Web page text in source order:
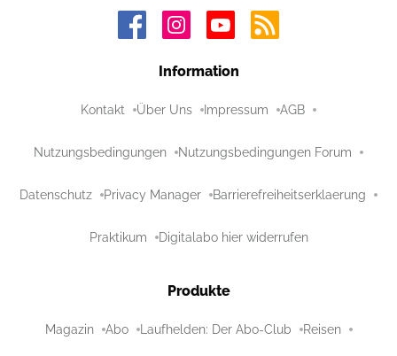
Information
Kontakt Über Uns Impressum AGB
Nutzungsbedingungen Nutzungsbedingungen Forum
Datenschutz Privacy Manager Barrierefreiheitserklaerung
Praktikum Digitalabo hier widerrufen
Produkte
Magazin Abo Laufhelden: Der Abo-Club Reisen